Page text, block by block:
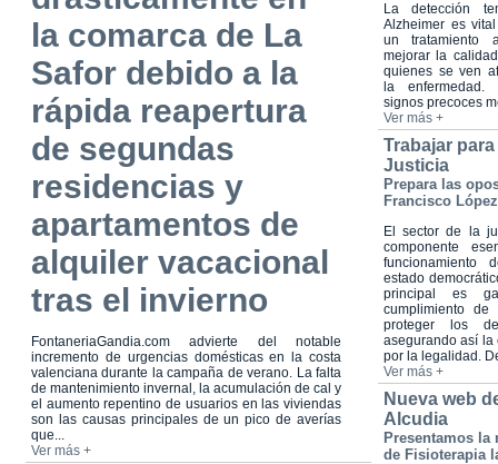
la comarca de La
Safor debido a la
rápida reapertura
de segundas
residencias y
apartamentos de
alquiler vacacional
tras el invierno
FontaneriaGandia.com advierte del notable
incremento de urgencias domésticas en la costa
valenciana durante la campaña de verano. La falta
de mantenimiento invernal, la acumulación de cal y
el aumento repentino de usuarios en las viviendas
son las causas principales de un pico de averías
que...
Ver más +
La detección
Alzheimer es
un tratamiento
mejorar la
quienes se ven
la enfermedad.
signos precoces
Ver más +
Trabajar
Justicia
Prepara las
Francisco López
El sector de la
componente
funcionamiento
estado
principal es
cumplimiento
proteger los
asegurando así la
por la legalidad.
Ver más +
Nueva web
Alcudia
Presentamos la
de Fisioterapia